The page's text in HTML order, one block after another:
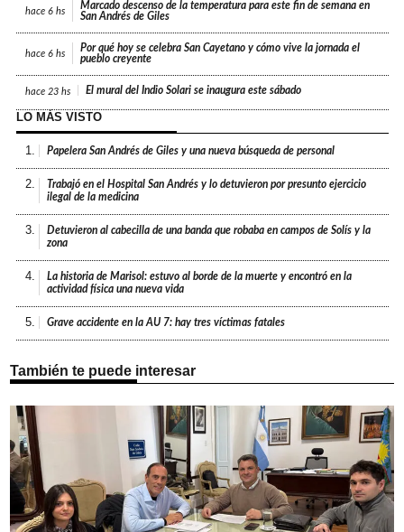
hace 6 hs
Marcado descenso de la temperatura para este fin de semana en
San Andrés de Giles
hace 6 hs
Por qué hoy se celebra San Cayetano y cómo vive la jornada el
pueblo creyente
hace 23 hs El mural del Indio Solari se inaugura este sábado
LO MÁS VISTO
1. Papelera San Andrés de Giles y una nueva búsqueda de personal
2.
Trabajó en el Hospital San Andrés y lo detuvieron por presunto ejercicio
ilegal de la medicina
3.
Detuvieron al cabecilla de una banda que robaba en campos de Solís y la
zona
4.
La historia de Marisol: estuvo al borde de la muerte y encontró en la
actividad física una nueva vida
5. Grave accidente en la AU 7: hay tres víctimas fatales
También te puede interesar